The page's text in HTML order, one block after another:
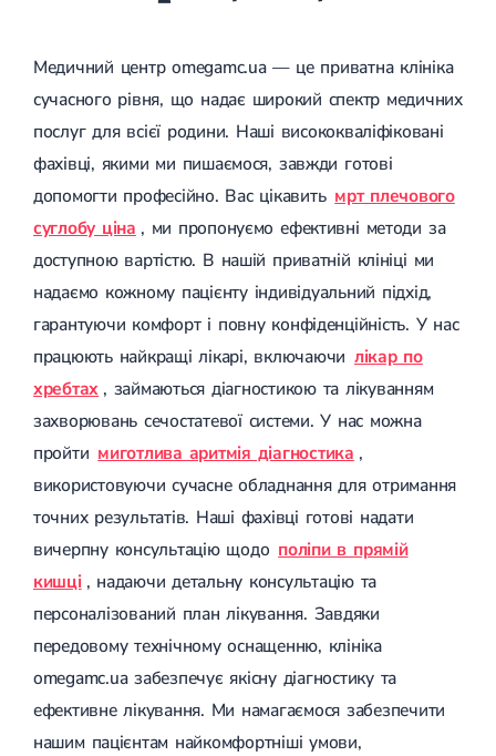
Медичний центр omegamc.ua — це приватна клініка
сучасного рівня, що надає широкий спектр медичних
послуг для всієї родини. Наші висококваліфіковані
фахівці, якими ми пишаємося, завжди готові
допомогти професійно. Вас цікавить мрт плечового
суглобу ціна , ми пропонуємо ефективні методи за
доступною вартістю. В нашій приватній клініці ми
надаємо кожному пацієнту індивідуальний підхід,
гарантуючи комфорт і повну конфіденційність. У нас
працюють найкращі лікарі, включаючи лікар по
хребтах , займаються діагностикою та лікуванням
захворювань сечостатевої системи. У нас можна
пройти миготлива аритмія діагностика ,
використовуючи сучасне обладнання для отримання
точних результатів. Наші фахівці готові надати
вичерпну консультацію щодо поліпи в прямій
кишці , надаючи детальну консультацію та
персоналізований план лікування. Завдяки
передовому технічному оснащенню, клініка
omegamc.ua забезпечує якісну діагностику та
ефективне лікування. Ми намагаємося забезпечити
нашим пацієнтам найкомфортніші умови,